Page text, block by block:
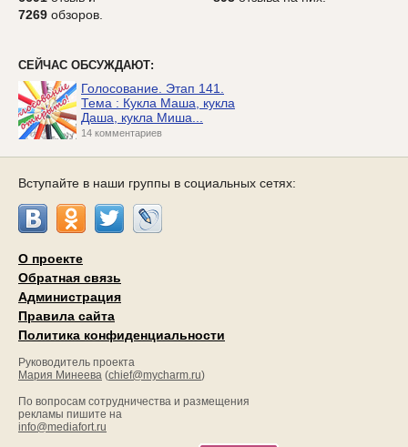
7269 обзоров.
СЕЙЧАС ОБСУЖДАЮТ:
Голосование. Этап 141.
Тема : Кукла Маша, кукла
Даша, кукла Миша...
14 комментариев
Вступайте в наши группы в социальных сетях:
О проекте
Обратная связь
Администрация
Правила сайта
Политика конфиденциальности
Руководитель проекта
Мария Минеева (chief@mycharm.ru)
По вопросам сотрудничества и размещения
рекламы пишите на
info@mediafort.ru